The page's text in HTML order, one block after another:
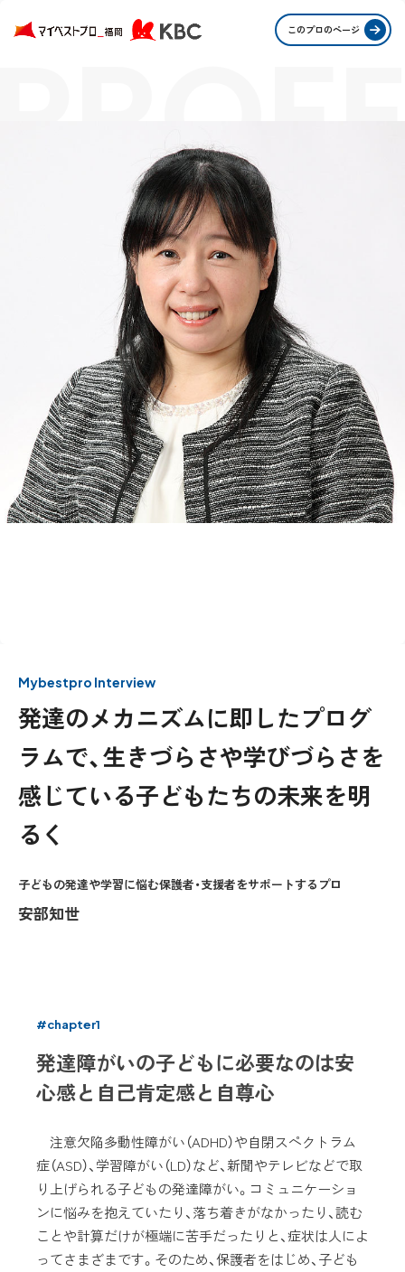
このプロのページ
Mybestpro Interview
発達のメカニズムに即したプログ
ラムで、生きづらさや学びづらさを
感じている子どもたちの未来を明
るく
子どもの発達や学習に悩む保護者・支援者をサポートするプロ
安部知世
#chapter1
発達障がいの子どもに必要なのは安
心感と自己肯定感と自尊心
注意欠陥多動性障がい（ADHD）や自閉スペクトラム
症（ASD）、学習障がい（LD）など、新聞やテレビなどで取
り上げられる子どもの発達障がい。コミュニケーショ
ンに悩みを抱えていたり、落ち着きがなかったり、読む
ことや計算だけが極端に苦手だったりと、症状は人によ
ってさまざまです。そのため、保護者をはじめ、子ども